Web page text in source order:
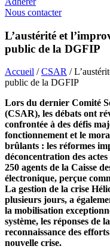
Nous contacter
L’austérité et
public de la DGFIP
Accueil /CSAR /
public de la DGFIP
Lors du dernier Comité
(CSAR), les débats ont
confrontée à des défis
fonctionnement et le
brûlants : les réformes
déconcentration des
250 agents de la Caisse
électronique, perçue
La gestion de la crise
plusieurs jours, a
la mobilisation
système, les réponses de
reconnaissance des
nouvelle crise.